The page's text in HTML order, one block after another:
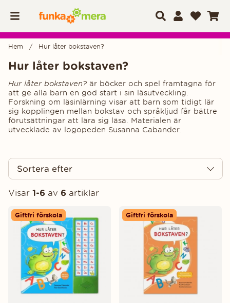
Hem Hur låter bokstaven?
Hur låter bokstaven?
Hur låter bokstaven? är böcker och spel framtagna för
att ge alla barn en god start i sin läsutveckling.
Forskning om läsinlärning visar att barn som tidigt lär
sig kopplingen mellan bokstav och språkljud får bättre
förutsättningar att lära sig läsa. Materialen är
utvecklade av logopeden Susanna Cabander.
Sortera efter
Visar 1-6 av 6 artiklar
Produkter
Giftfri förskola Giftfri förskola